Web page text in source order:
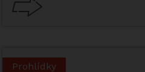
Prohlídky